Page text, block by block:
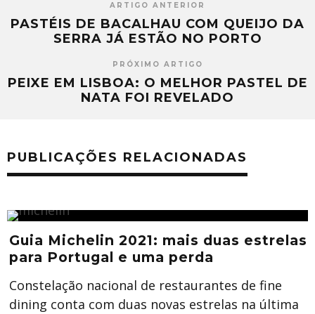
ARTIGO ANTERIOR
PASTÉIS DE BACALHAU COM QUEIJO DA
SERRA JÁ ESTÃO NO PORTO
PRÓXIMO ARTIGO
PEIXE EM LISBOA: O MELHOR PASTEL DE
NATA FOI REVELADO
PUBLICAÇÕES RELACIONADAS
Guia Michelin 2021: mais duas estrelas
para Portugal e uma perda
Constelação nacional de restaurantes de fine
dining conta com duas novas estrelas na última